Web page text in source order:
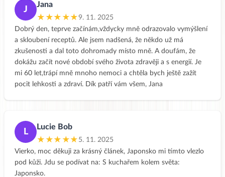
J
Jana
★★★★★9. 11. 2025
Dobrý den, teprve začínám,vždycky mně odrazovalo vymýšlení
a skloubení receptů. Ale jsem nadšená, že někdo už má
zkušenosti a dal toto dohromady místo mně. A doufám, že
dokážu začít nové období svého života zdravěji a s energií. Je
mi 60 let,trápí mně mnoho nemoci a chtěla bych ještě zažít
pocit lehkosti a zdraví. Dík patří vám všem, Jana
L
Lucie Bob
★★★★★ 5. 11. 2025
Vierko, moc děkuji za krásný článek, Japonsko mi tímto vlezlo
pod kůži. Jdu se podívat na: S kuchařem kolem světa:
Japonsko.